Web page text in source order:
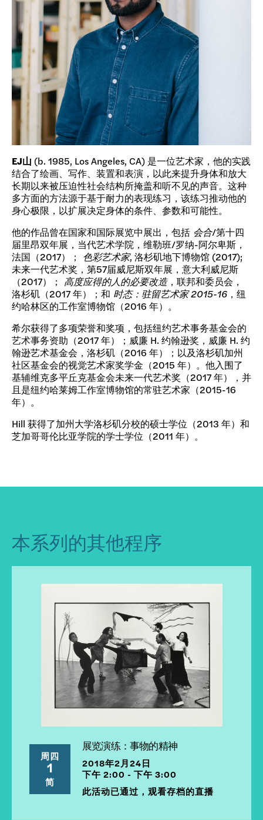
EJ山 (b. 1985, Los Angeles, CA) 是一位艺术家，他的实践
结合了绘画、写作、装置和表演，以此来提升身体和放大
长期以来被压迫性社会结构所掩盖和听不见的声音。这种
多方面的方法源于基于耐力的表现练习，该练习推动他的
身心极限，以扩展决定身体的条件、参数和可能性。
他的作品曾在国家和国际展览中展出，包括 会合/第十四
届里昂双年展，当代艺术学院，维勒班/罗纳-阿尔卑斯，
法国（2017）； 色彩艺术家, 洛杉矶地下博物馆 (2017);
未来一代艺术奖，第57届威尼斯双年展，意大利威尼斯
（2017）； 高度应得的人的必要改造，联邦和委员会，
洛杉矶（2017 年）；和 时态：驻留艺术家 2015-16 ，纽
约哈林区的工作室博物馆（2016 年）。
希尔获得了多项荣誉和奖项，包括纽约艺术事务基金会的
艺术事务资助（2017 年）；威廉 H. 约翰逊奖，威廉 H. 约
翰逊艺术基金会，洛杉矶（2016 年）；以及洛杉矶加州
社区基金会的视觉艺术家奖学金（2015 年）。他入围了
基辅维克多平丘克基金会未来一代艺术奖（2017 年），并
且是纽约哈莱姆工作室博物馆的常驻艺术家（2015-16
年）。
Hill 获得了加州大学洛杉矶分校的硕士学位（2013 年）和
芝加哥哥伦比亚学院的学士学位（2011 年）。
本系列的其他程序
周四
1
简
展览演练：事物的精神
2018年2月24日
下午 2:00 - 下午 3:00
此活动已通过，观看存档的直播